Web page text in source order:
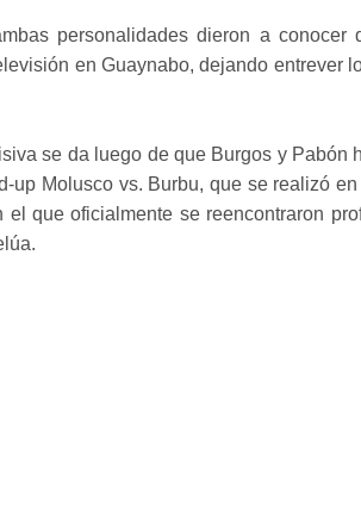
personalidades dieron a conocer
en Guaynabo, dejando entrever
se da luego de que Burgos y Pabón
up Molusco vs. Burbu, que se realizó
que oficialmente se reencontraron